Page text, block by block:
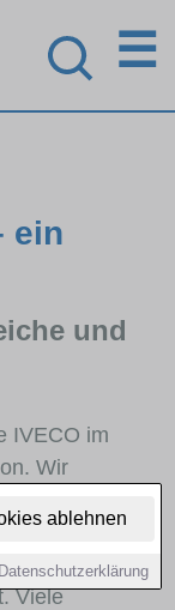
ablehnen
Datenschutzerklärung
☰
ein
und
IVECO im
Wir
IVECO stark
im Stadt-
für welche
Viele